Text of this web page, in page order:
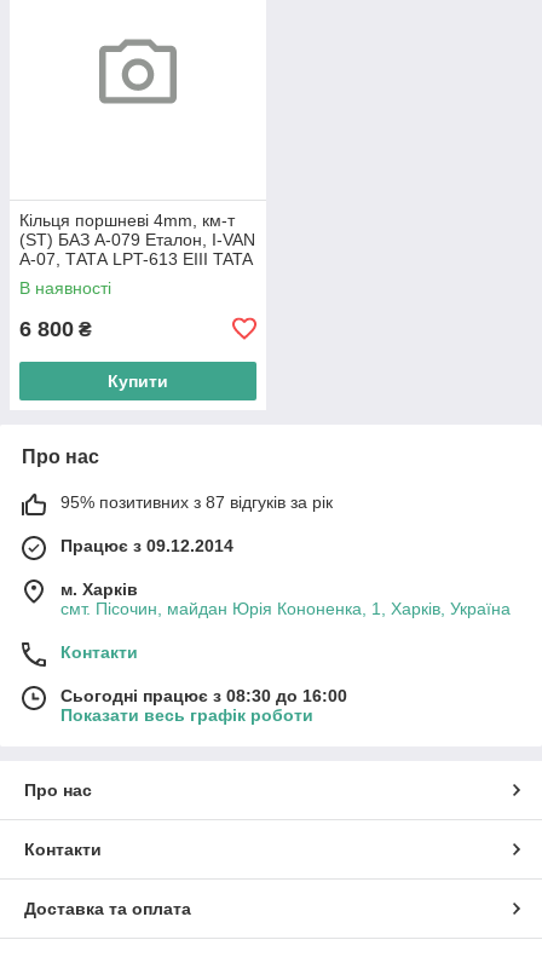
Кільця поршневі 4mm, км-т
(ST) БАЗ А-079 Еталон, I-VAN
A-07, ТАТА LPT-613 EIII TATA
Motors
В наявності
6 800 ₴
Купити
Про нас
95% позитивних з 87 відгуків за рік
Працює з 09.12.2014
м. Харків
смт. Пісочин, майдан Юрія Кононенка, 1, Харків, Україна
Контакти
Сьогодні працює з 08:30 до 16:00
Показати весь графік роботи
Про нас
Контакти
Доставка та оплата